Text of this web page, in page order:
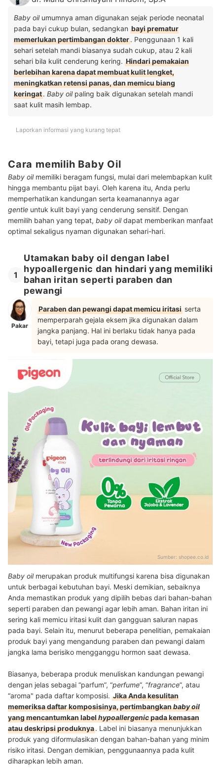
Baby oil umumnya aman digunakan sejak periode neonatal
pada bayi cukup bulan, sedangkan bayi prematur
memerlukan pertimbangan dokter. Penggunaan 1 kali
sehari setelah mandi biasanya sudah cukup, atau 2 kali
sehari bila kulit cenderung kering. Hindari pemakaian
berlebihan karena dapat membuat kulit lengket,
meningkatkan retensi panas, dan memicu biang
keringat. Baby oil paling baik digunakan setelah mandi
saat kulit masih lembap.
Laporkan informasi yang kurang tepat
Cara memilih Baby Oil
Baby oil memiliki beragam fungsi, mulai dari melembapkan kulit
hingga membantu pijat bayi. Oleh karena itu, Anda perlu
memperhatikan kandungan serta keamanannya agar
gentle untuk kulit bayi yang cenderung sensitif. Dengan
memilih bahan yang tepat, baby oildapat memberikan manfaat
optimal sekaligus nyaman digunakan sehari-hari.
1
Utamakan baby oil dengan label
hypoallergenic dan hindari yang memiliki
bahan iritan seperti paraben dan
pewangi
Pakar
Paraben dan pewangi dapat memicu iritasi serta
memperparah gejala eksem jika digunakan dalam
jangka panjang. Hal ini berlaku tidak hanya pada
bayi, tetapi juga pada orang dewasa.
Sumber: shopee.co.id
Baby oilmerupakan produk multifungsi karena bisa digunakan
untuk berbagai kebutuhan bayi. Meski demikian, sebaiknya
Anda memastikan produk yang dipilih bebas dari bahan-bahan
seperti paraben dan pewangi agar lebih aman. Bahan iritan ini
sering kali memicu iritasi kulit dan gangguan saluran napas
pada bayi. Selain itu, menurut beberapa penelitian, pemakaian
produk bayi yang mengandung paraben dan pewangi dalam
jangka lama berisiko mengganggu hormon saat dewasa.
Biasanya, beberapa produk menuliskan kandungan pewangi
dengan jelas sebagai “parfum”, “perfume”, “fragrance”, atau
“aroma" pada daftar komposisi. Jika Anda kesulitan
memeriksa daftar komposisinya, pertimbangkanbaby oil
yang mencantumkan labelhypoallergenicpada kemasan
atau deskripsi produknya. Label ini biasanya menunjukkan
produk yang diformulasikan dengan bahan-bahan yang minim
risiko iritasi. Dengan demikian, penggunaannya pada kulit
diharapkan lebih aman.